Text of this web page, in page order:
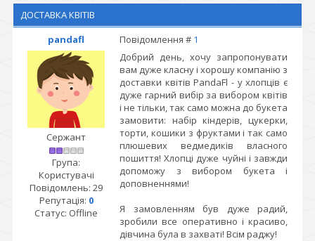
ДОСТАВКА КВІТІВ
pandafl
Повідомлення # 1
Сержант
Група:
Користувачі
Повідомлень: 29
Репутація: 0
Статус: Offline
Добрий день, хочу запропонувати
вам дуже класну і хорошу компанію з
доставки квітів PandaFl - у хлопців є
дуже гарний вибір за вибором квітів
і не тільки, так само можна до букета
замовити: набір кіндерів, цукерки,
торти, кошики з фруктами і так само
плюшевих ведмедиків власного
пошиття! Хлопці дуже чуйні і завжди
допоможу з вибором букета і
доповненнями!
Я замовленням був дуже радий,
зробили все оперативно і красиво,
дівчина була в захваті! Всім раджу!